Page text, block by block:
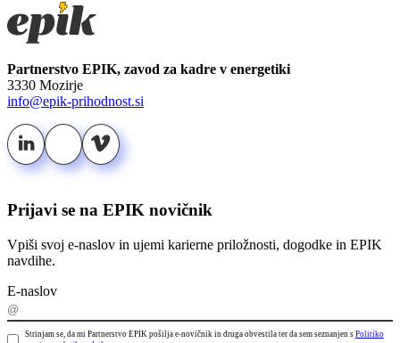
Partnerstvo EPIK, zavod za kadre v energetiki
3330 Mozirje
info@epik-prihodnost.si
Prijavi se na EPIK novičnik
Vpiši svoj e-naslov in ujemi karierne priložnosti, dogodke in EPIK
navdihe.
E-naslov
Strinjam se, da mi Partnerstvo EPIK pošilja e-novičnik in druga obvestila ter da sem seznanjen s Politiko